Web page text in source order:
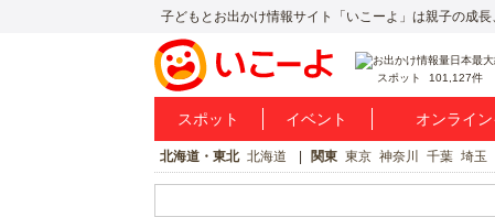
子どもとお出かけ情報サイト「いこーよ」は親子の成長
スポット 101,127件
スポット イベント オンライ
北海道・東北 北海道 関東 東京 神奈川 千葉 埼玉